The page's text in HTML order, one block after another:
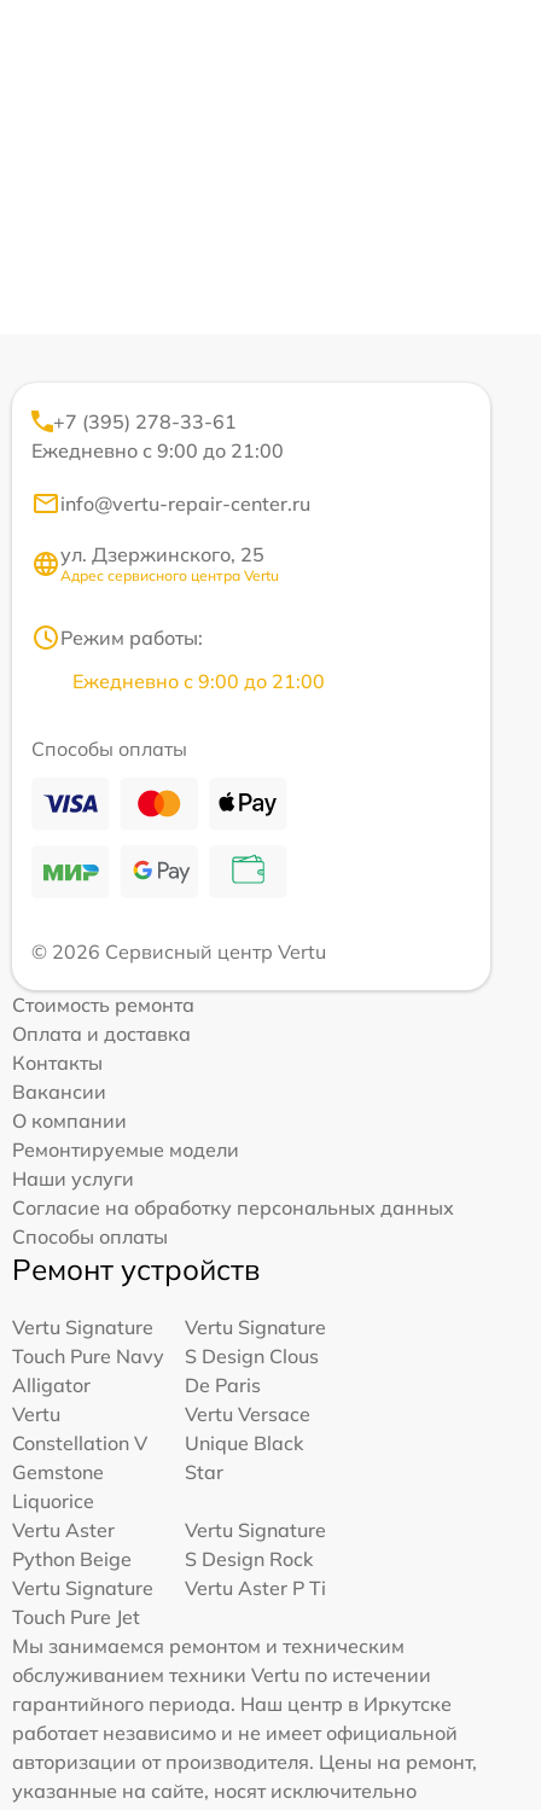
+7 (395) 278-33-61
Ежедневно с 9:00 до 21:00
info@vertu-repair-center.ru
ул. Дзержинского, 25
Адрес сервисного центра Vertu
Режим работы:
Ежедневно с 9:00 до 21:00
Способы оплаты
© 2026 Сервисный центр Vertu
Стоимость ремонта
Оплата и доставка
Контакты
Вакансии
О компании
Ремонтируемые модели
Наши услуги
Согласие на обработку персональных данных
Способы оплаты
Ремонт устройств
Vertu Signature
Touch Pure Navy
Alligator
Vertu Signature
S Design Clous
De Paris
Vertu
Constellation V
Gemstone
Liquorice
Vertu Versace
Unique Black
Star
Vertu Aster
Python Beige
Vertu Signature
S Design Rock
Vertu Signature
Touch Pure Jet
Vertu Aster P Ti
Мы занимаемся ремонтом и техническим
обслуживанием техники Vertu по истечении
гарантийного периода. Наш центр в Иркутске
работает независимо и не имеет официальной
авторизации от производителя. Цены на ремонт,
указанные на сайте, носят исключительно